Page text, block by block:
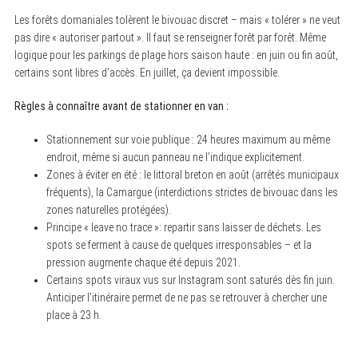
Les forêts domaniales tolèrent le bivouac discret – mais « tolérer » ne veut
pas dire « autoriser partout ». Il faut se renseigner forêt par forêt. Même
logique pour les parkings de plage hors saison haute : en juin ou fin août,
certains sont libres d’accès. En juillet, ça devient impossible.
Règles à connaître avant de stationner en van :
Stationnement sur voie publique : 24 heures maximum au même
endroit, même si aucun panneau ne l’indique explicitement.
Zones à éviter en été : le littoral breton en août (arrêtés municipaux
fréquents), la Camargue (interdictions strictes de bivouac dans les
zones naturelles protégées).
Principe « leave no trace »: repartir sans laisser de déchets. Les
spots se ferment à cause de quelques irresponsables – et la
pression augmente chaque été depuis 2021.
Certains spots viraux vus sur Instagram sont saturés dès fin juin.
Anticiper l’itinéraire permet de ne pas se retrouver à chercher une
place à 23 h.